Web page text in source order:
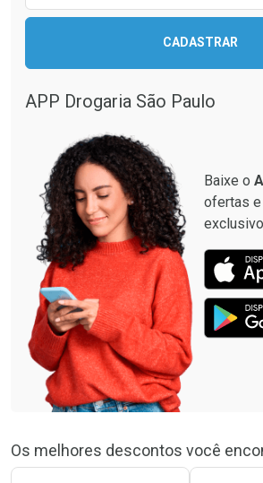
CADASTRAR
APP Drogaria São Paulo
Baixe o
ofertas
Os melhores descontos você